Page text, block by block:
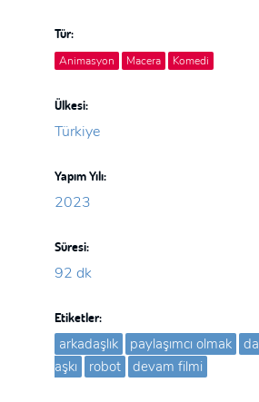
Tür:
Animasyon Macera Komedi
Ülkesi:
Türkiye
Yapım Yılı:
2023
Süresi:
92 dk
Etiketler:
arkadaşlık paylaşımcı olmak
aşkı
robot devam filmi